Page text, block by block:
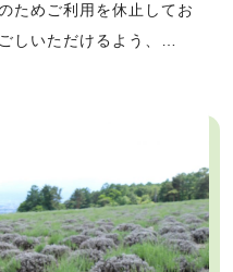
ためご利用を休止してお
しいただけるよう、…